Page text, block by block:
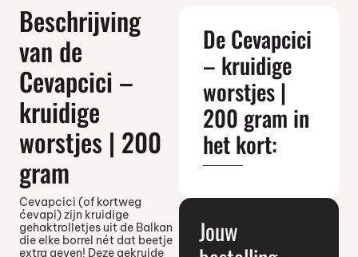
Beschrijving
van de
Cevapcici –
kruidige
worstjes | 200
gram
Cevapcici (of kortweg
ćevapi) zijn kruidige
gehaktrolletjes uit de Balkan
die elke borrel nét dat beetje
extra geven! Deze gekruide
De Cevapcici
– kruidige
worstjes |
200 gram in
het kort:
Jouw